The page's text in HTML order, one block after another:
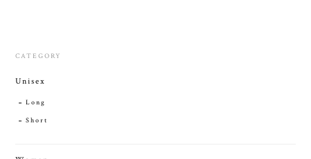
CATEGORY
Unisex
Long
Short